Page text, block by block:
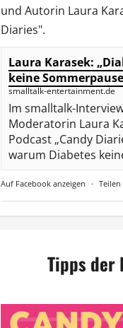
und Autorin Laura
Diaries".
Laura Karasek:
keine
smalltalk-entertainment.de
Im smalltalk-
Moderatorin Laura
Podcast „Candy
warum Diabetes
Auf Facebook anzeigen · Teilen
Tipps der